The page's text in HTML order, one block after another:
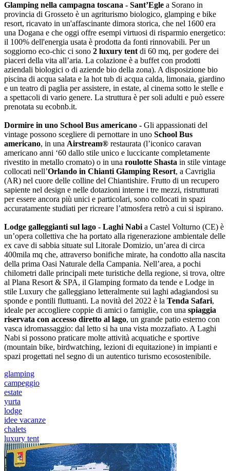
Glamping nella campagna toscana - Sant’Egle a Sorano in
provincia di Grosseto è un agriturismo biologico, glamping e bike
resort, ricavato in un'affascinante dimora storica, che nel 1600 era
una Dogana e che oggi offre esempi virtuosi di risparmio energetico:
il 100% dell'energia usata è prodotta da fonti rinnovabili. Per un
soggiorno eco-chic ci sono 2 luxury tent di 60 mq, per godere dei
piaceri della vita all’aria. La colazione è a buffet con prodotti
aziendali biologici o di aziende bio della zona). A disposizione bio
piscina di acqua salata e la hot tub di acqua calda, limonaia, giardino
e un teatro di paglia per assistere, in estate, al cinema sotto le stelle e
a spettacoli di vario genere. La struttura è per soli adulti e può essere
prenotata su ecobnb.it.
Dormire in uno School Bus americano - Gli appassionati del
vintage possono scegliere di pernottare in uno School Bus
americano, in una Airstream® restaurata (l’iconico caravan
americano anni ‘60 dallo stile unico e luccicante completamente
rivestito in metallo cromato) o in una roulotte Shasta in stile vintage
collocati nell’Orlando in Chianti Glamping Resort, a Cavriglia
(AR) nel cuore delle colline del Chiantishire. Frutto di un recupero
sapiente nel design e nelle dotazioni interne i tre mezzi, ristrutturati
per essere ancora più unici e particolari, sono collocati in spazi
accuratamente studiati per ricreare l’atmosfera retrò a cui si ispirano.
Lodge galleggianti sul lago - Laghi Nabi a Castel Volturno (CE) è
un’opera collettiva che ha portato alla rigenerazione ambientale delle
ex cave di sabbia situate sul Litorale Domizio, un’area di circa
400mila mq che, attraverso bonifiche mirate, ha condotto alla nascita
della prima Oasi Naturale della Campania. Nell’area, a pochi
chilometri dalle principali mete turistiche della regione, si trova, oltre
al Plana Resort & SPA, il Glamping formato da tende e Lodge in
stile Luxury che galleggiano letteralmente sui laghi adagiandosi su
sponde e pontili fluttuanti. La novità del 2022 è la Tenda Safari,
ideale per accogliere coppie di amici o famiglie, con una spiaggia
riservata con accesso diretto al lago, un grande patio esterno con
vasca idromassaggio: dal letto si ha una vista mozzafiato. A Laghi
Nabi si possono praticare molte attività acquatiche e sportive
(mountain bike, birdwatching, lezioni di equitazione) in impianti e
spazi progettati nel segno di un autentico turismo ecosostenibile.
glamping
campeggio
estate
yurta
lodge
idee vacanze
chalets
luxury tent